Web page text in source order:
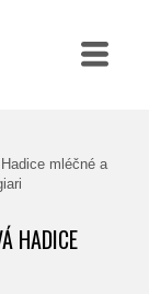
Hadice mléčné a
HADICE